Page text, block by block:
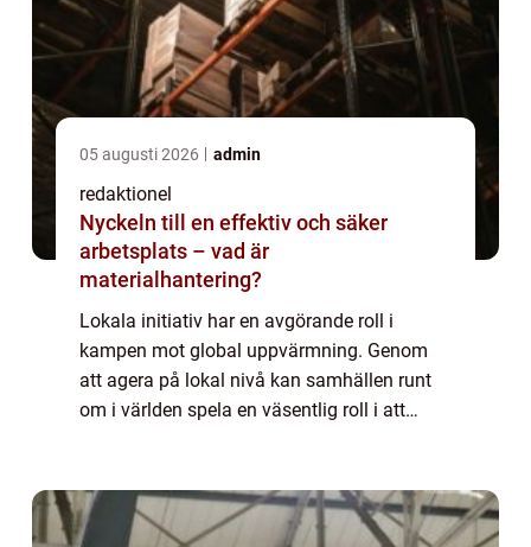
05 augusti 2026 admin
redaktionel
Nyckeln till en effektiv och säker
arbetsplats – vad är
materialhantering?
Lokala initiativ har en avgörande roll i
kampen mot global uppvärmning. Genom
att agera på lokal nivå kan samhällen runt
om i världen spela en väsentlig roll i att